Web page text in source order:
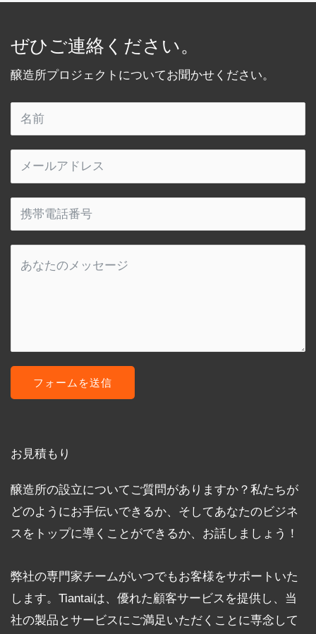
ぜひご連絡ください。
醸造所プロジェクトについてお聞かせください。
フォームを送信
お見積もり
醸造所の設立についてご質問がありますか？私たちが
どのようにお手伝いできるか、そしてあなたのビジネ
スをトップに導くことができるか、お話しましょう！
弊社の専門家チームがいつでもお客様をサポートいた
します。Tiantaiは、優れた顧客サービスを提供し、当
社の製品とサービスにご満足いただくことに専念して